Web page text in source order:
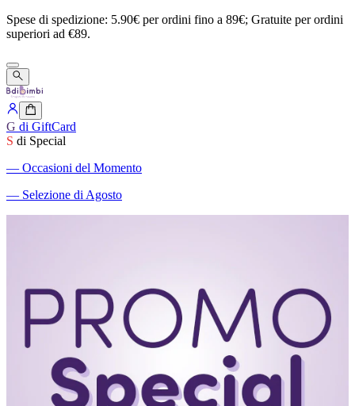
Spese di spedizione: 5.90€ perordini fino a 89€; Gratuite perordini
superiori ad €89.
G di GiftCard
S di Special
― Occasioni del Momento
― Selezione di Agosto